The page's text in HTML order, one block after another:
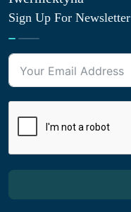
Sign Up For Newsletter